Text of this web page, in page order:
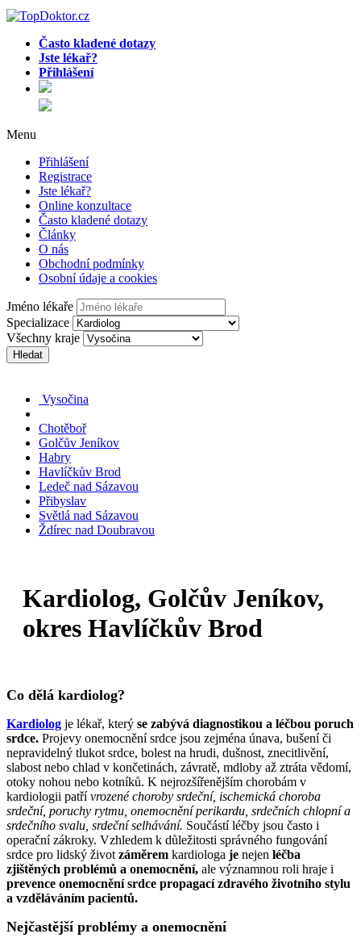
Často kladené dotazy
Jste lékař?
Přihlášení
Menu
Přihlášení
Registrace
Jste lékař?
Online konzultace
Často kladené dotazy
Články
O nás
Obchodní podmínky
Osobní údaje a cookies
Jméno lékaře
Specializace
Všechny kraje
Hledat
Vysočina
Chotěboř
Golčův Jeníkov
Habry
Havlíčkův Brod
Ledeč nad Sázavou
Přibyslav
Světlá nad Sázavou
Ždírec nad Doubravou
Kardiolog, Golčův Jeníkov,
okres Havlíčkův Brod
Co dělá kardiolog?
Kardiolog je lékař, který se zabývá diagnostikou a léčbou poruch
srdce. Projevy onemocnění srdce jsou zejména únava, bušení či
nepravidelný tlukot srdce, bolest na hrudi, dušnost, znecitlivění,
slabost nebo chlad v končetinách, závratě, mdloby až ztráta vědomí,
otoky nohou nebo kotníků. K nejrozšířenějším chorobám v
kardiologii patřívrozené choroby srdeční, ischemická choroba
srdeční, poruchy rytmu, onemocnění perikardu, srdečních chlopní a
srdečního svalu, srdeční selhávání. Součástí léčby jsou často i
operační zákroky. Vzhledem k důležitosti správného fungování
srdce pro lidský život záměrem kardiologa je nejen léčba
zjištěných problémů a onemocnění, ale významnou roli hraje i
prevence onemocnění srdce propagací zdravého životního stylu
a vzděláváním pacientů.
Nejčastější problémy a onemocnění